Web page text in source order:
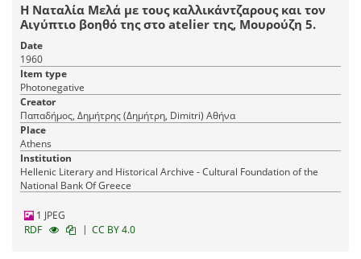
Η Ναταλία Μελά με τους καλλικάντζαρους και τον
Αιγύπτιο βοηθό της στο atelier της, Μουρούζη 5.
Date
1960
Item type
Photonegative
Creator
Παπαδήμος, Δημήτρης (Δημήτρη, Dimitri) Αθήνα
Place
Athens
Institution
Hellenic Literary and Historical Archive - Cultural Foundation of the
National Bank Of Greece
1 JPEG
RDF
| CC BY 4.0